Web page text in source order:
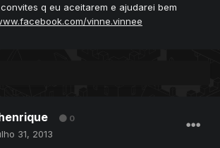
q eu aceitarem e ajudarei bem
vinne.vinnee
0
31, 2013